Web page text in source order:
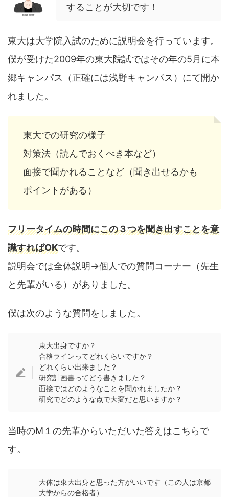
することが大切です！
東大は大学院入試のために説明会を行っています。
僕が受けた2009年の東大院試ではその年の5月に本
郷キャンパス（正確には浅野キャンパス）にて開か
れました。
東大での研究の様子
対策法（読んでおくべき本など）
面接で聞かれることなど（聞き出せるかも
ポイントがある）
フリータイムの時間にこの３つを聞き出すことを意
識すればOKです。
説明会では全体説明→個人での質問コーナー（先生
と先輩がいる）がありました。
僕は次のような質問をしました。
東大出身ですか？
合格ラインってどれくらいですか？
どれくらい出来ました？
研究計画書ってどう書きました？
面接ではどのようなことを聞かれましたか？
研究でどのような点で大変だと思いますか？
当時のM１の先輩からいただいた答えはこちらで
す。
大体は東大出身と思った方がいいです（この人は京都
大学からの合格者）